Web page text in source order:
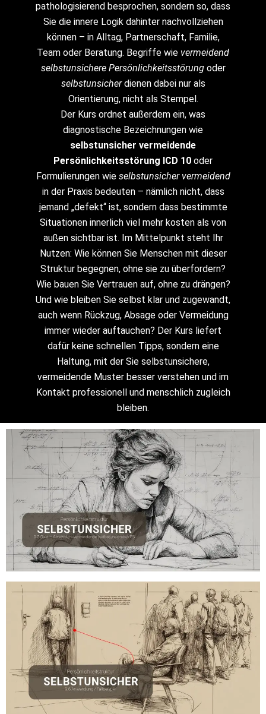
pathologisierend besprochen, sondern so, dass
Sie die innere Logik dahinter nachvollziehen
können – in Alltag, Partnerschaft, Familie,
Team oder Beratung. Begriffe wie vermeidend
selbstunsichere Persönlichkeitsstörungoder
selbstunsicherdienen dabei nur als
Orientierung, nicht als Stempel.
Der Kurs ordnet außerdem ein, was
diagnostische Bezeichnungen wie
selbstunsicher vermeidende
Persönlichkeitsstörung ICD 10 oder
Formulierungen wie selbstunsicher vermeidend
in der Praxis bedeuten – nämlich nicht, dass
jemand „defekt“ ist, sondern dass bestimmte
Situationen innerlich viel mehr kosten als von
außen sichtbar ist. Im Mittelpunkt steht Ihr
Nutzen: Wie können Sie Menschen mit dieser
Struktur begegnen, ohne sie zu überfordern?
Wie bauen Sie Vertrauen auf, ohne zu drängen?
Und wie bleiben Sie selbst klar und zugewandt,
auch wenn Rückzug, Absage oder Vermeidung
immer wieder auftauchen? Der Kurs liefert
dafür keine schnellen Tipps, sondern eine
Haltung, mit der Sie selbstunsichere,
vermeidende Muster besser verstehen und im
Kontakt professionell und menschlich zugleich
bleiben.